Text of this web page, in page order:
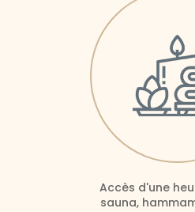
Accès d'une
sauna,